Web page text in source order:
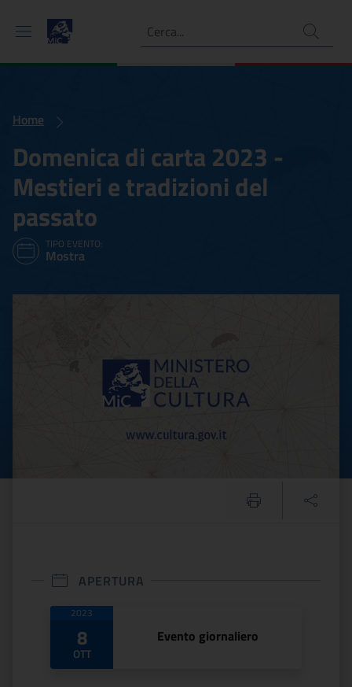
Ricerca
Home
Domenica di carta 2023 -
Mestieri e tradizioni del
passato
TIPO EVENTO:
Mostra
APERTURA
Date di apertura
2023
8
OTT
Evento giornaliero